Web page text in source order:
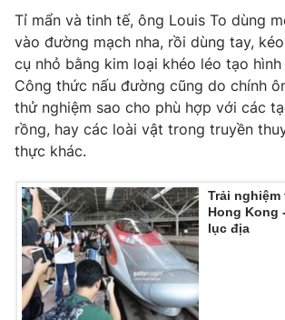
Phim VTV
Hậu trường
Nhân vật
Khán giả
Giải sao mai
Giải trí
Điện ảnh
Âm nhạc
Sao
Đời sống
Du lịch
Làm đẹp
Chất lượng cuộc sống
Giáo dục
Học trực tuyến
Công nghệ
Hitech Công nghệ tương lai
Sản phẩm
Thị trường
Giao lưu trực tuyến
Lịch phát sóng
Tỉ mẩn và tinh tế, ông Louis To dùng
vào đường mạch nha, rồi dùng tay,
cụ nhỏ bằng kim loại khéo léo tạo
Công thức nấu đường cũng do chính
thử nghiệm sao cho phù hợp với các
rồng, hay các loài vật trong truyền
thực khác.
Trải
Hong Kong
lục địa